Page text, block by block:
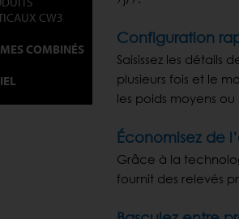
Configuration
Saisissez les détails
plusieurs fois et le
les poids moyens
Économisez de
Grâce à la
fournit des relevés
CW3
COMBINÉS